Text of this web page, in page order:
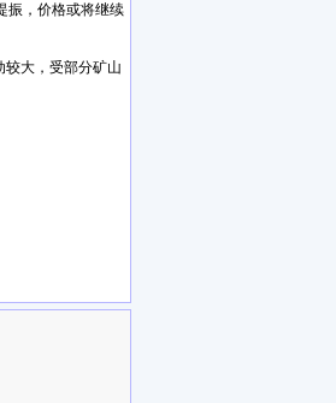
振，价格或将继续
较大，受部分矿山